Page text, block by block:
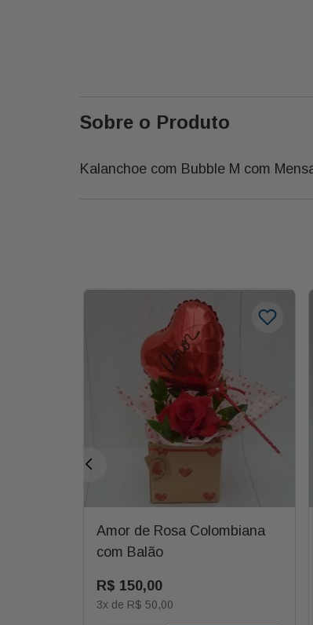
Sobre o Produto
Kalanchoe com Bubble M com
Amor de Rosa Colombiana
com Balão
R$ 150,00
3x de R$ 50,00